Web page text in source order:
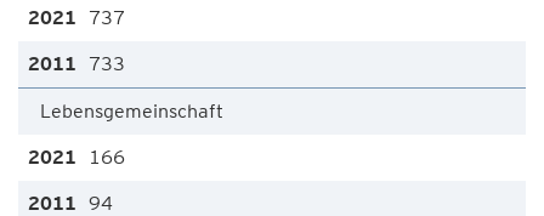
737
733
Lebensgemeinschaft
166
94